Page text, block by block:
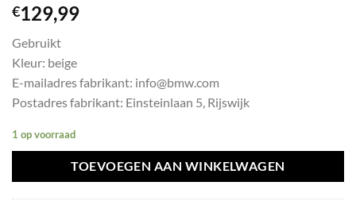
€129,99
Gebruikt
Kleur: beige
E-mailadres fabrikant: info@bmw.com
Postadres fabrikant: Einsteinlaan 5, Rijswijk
1 op voorraad
TOEVOEGEN AAN WINKELWAGEN